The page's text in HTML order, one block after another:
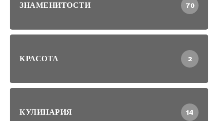
ЗНАМЕНИТОСТИ 70
КРАСОТА 2
КУЛИНАРИЯ 14